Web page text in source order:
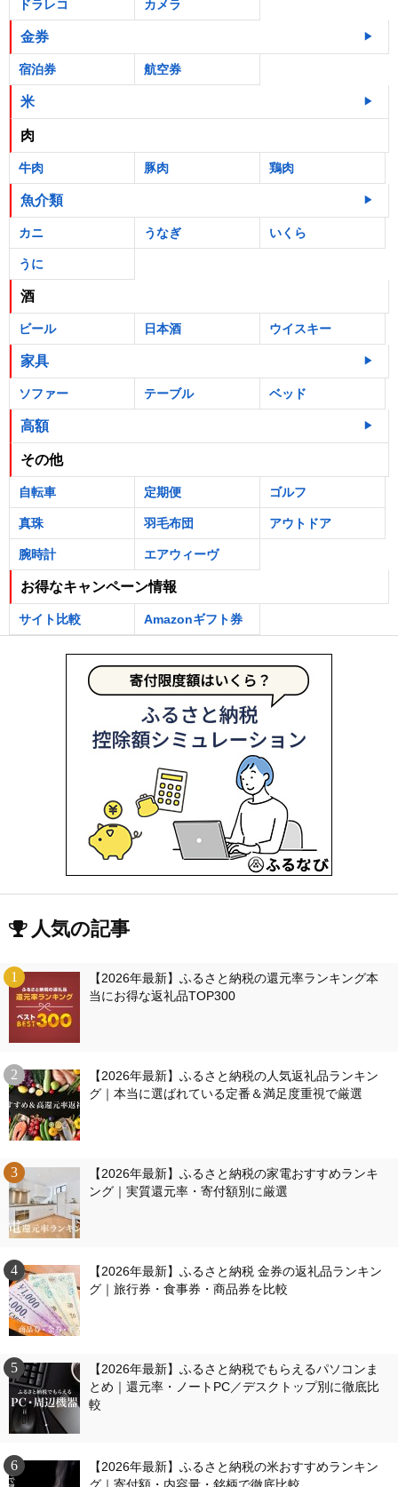
ドラレコ カメラ
金券
宿泊券 航空券
米
肉
牛肉 豚肉 鶏肉
魚介類
カニ うなぎ いくら
うに
酒
ビール 日本酒 ウイスキー
家具
ソファー テーブル ベッド
高額
その他
自転車 定期便 ゴルフ
真珠 羽毛布団 アウトドア
腕時計 エアウィーヴ
お得なキャンペーン情報
サイト比較 Amazonギフト券
人気の記事
【2026年最新】ふるさと納税の還元率ランキング本
当にお得な返礼品TOP300
【2026年最新】ふるさと納税の人気返礼品ランキン
グ｜本当に選ばれている定番＆満足度重視で厳選
【2026年最新】ふるさと納税の家電おすすめランキ
ング｜実質還元率・寄付額別に厳選
【2026年最新】ふるさと納税 金券の返礼品ランキン
グ｜旅行券・食事券・商品券を比較
【2026年最新】ふるさと納税でもらえるパソコンま
とめ｜還元率・ノートPC／デスクトップ別に徹底比
較
【2026年最新】ふるさと納税の米おすすめランキン